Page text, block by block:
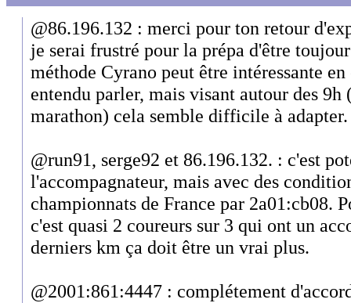
@86.196.132 : merci pour ton retour
je serai frustré pour la prépa d'être
méthode Cyrano peut être intéressante
entendu parler, mais visant autour des 9h
marathon) cela semble difficile à adapter.
@run91, serge92 et 86.196.132. : c'est
l'accompagnateur, mais avec des
championnats de France par 2a01:cb08.
c'est quasi 2 coureurs sur 3 qui ont un
derniers km ça doit être un vrai plus.
@2001:861:4447 : complétement